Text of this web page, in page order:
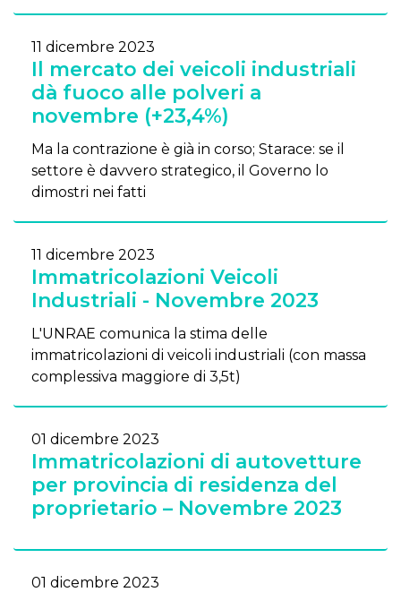
11 dicembre 2023
Il mercato dei veicoli industriali
dà fuoco alle polveri a
novembre (+23,4%)
Ma la contrazione è già in corso; Starace: se il
settore è davvero strategico, il Governo lo
dimostri nei fatti
11 dicembre 2023
Immatricolazioni Veicoli
Industriali - Novembre 2023
L'UNRAE comunica la stima delle
immatricolazioni di veicoli industriali (con massa
complessiva maggiore di 3,5t)
01 dicembre 2023
Immatricolazioni di autovetture
per provincia di residenza del
proprietario – Novembre 2023
01 dicembre 2023